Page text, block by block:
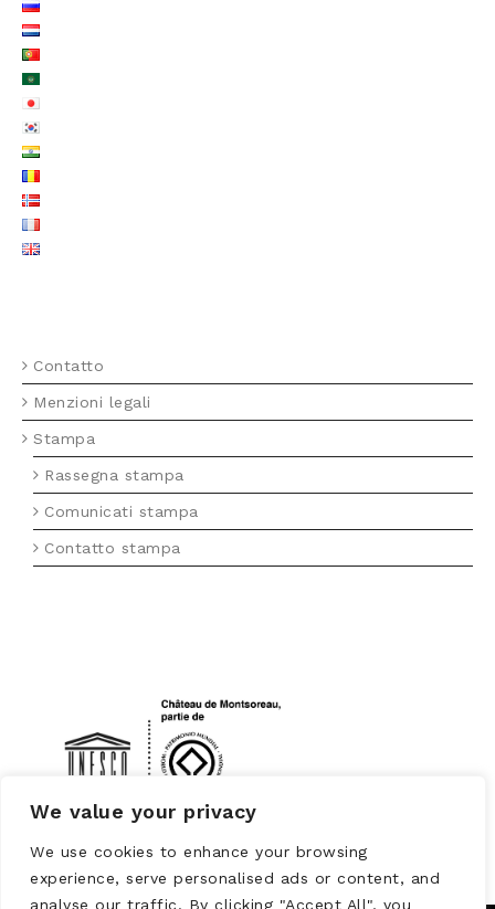
We value your privacy
We use cookies to enhance your browsing
experience, serve personalised ads or content, and
analyse our traffic. By clicking "Accept All", you
Contatto
Menzioni legali
Stampa
Rassegna stampa
Comunicati stampa
Contatto stampa